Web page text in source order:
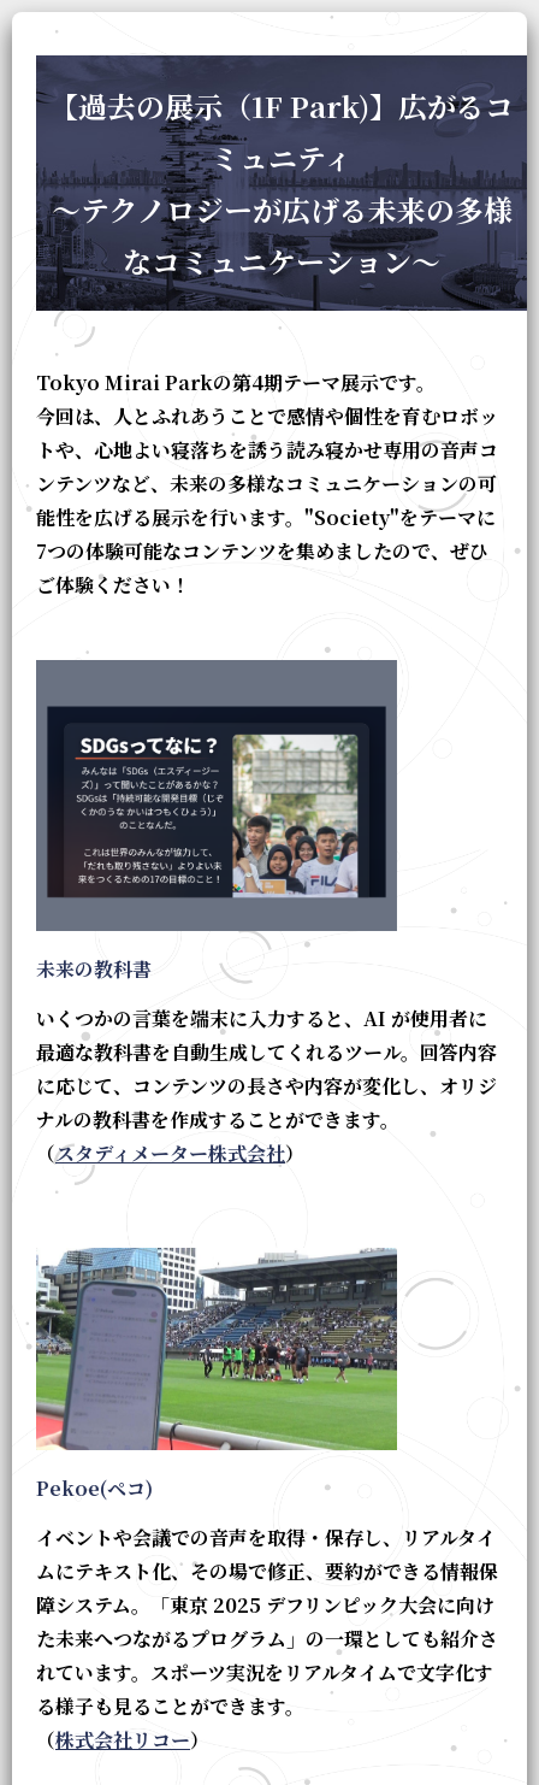
【過去の展示（1F Park)】広がるコ
ミュニティ
～テクノロジーが広げる未来の多様
なコミュニケーション～
Tokyo Mirai Parkの第4期テーマ展示です。
今回は、人とふれあうことで感情や個性を育むロボッ
トや、心地よい寝落ちを誘う読み寝かせ専用の音声コ
ンテンツなど、未来の多様なコミュニケーションの可
能性を広げる展示を行います。"Society"をテーマに
7つの体験可能なコンテンツを集めましたので、ぜひ
ご体験ください！
未来の教科書
いくつかの言葉を端末に入力すると、AI が使用者に
最適な教科書を自動生成してくれるツール。回答内容
に応じて、コンテンツの長さや内容が変化し、オリジ
ナルの教科書を作成することができます。
（スタディメーター株式会社）
Pekoe(ペコ)
イベントや会議での音声を取得・保存し、リアルタイ
ムにテキスト化、その場で修正、要約ができる情報保
障システム。「東京 2025 デフリンピック大会に向け
た未来へつながるプログラム」の一環としても紹介さ
れています。スポーツ実況をリアルタイムで文字化す
る様子も見ることができます。
（株式会社リコー）